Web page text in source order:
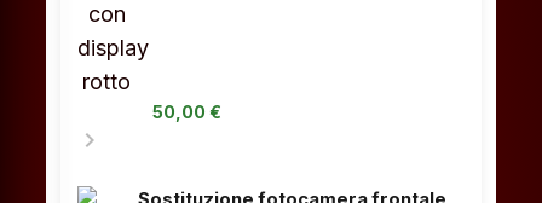
50,00 €
chevron_right